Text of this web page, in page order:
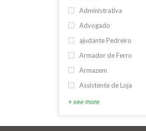
Administrativa
Advogado
ajudante Pedreiro
Armador de Ferro
Armazem
Assistente de Loja
+ see more